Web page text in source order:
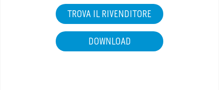
TROVA IL RIVENDITORE
DOWNLOAD